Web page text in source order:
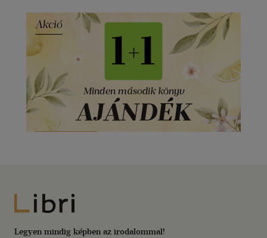
Libri
Legyen mindig képben az irodalommal!